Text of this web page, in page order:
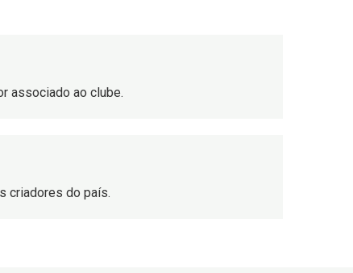
associado ao clube.
criadores do país.